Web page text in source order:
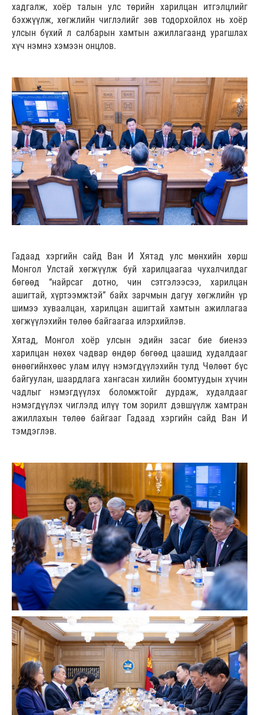
хадгалж, хоёр талын улс төрийн харилцан итгэлцлийг
бэхжүүлж, хөгжлийн чиглэлийг зөв тодорхойлох нь хоёр
улсын бүхий л салбарын хамтын ажиллагаанд урагшлах
хүч нэмнэ хэмээн онцлов.
Гадаад хэргийн сайд Ван И Хятад улс мөнхийн хөрш
Монгол Улстай хөгжүүлж буй харилцаагаа чухалчилдаг
бөгөөд “найрсаг дотно, чин сэтгэлээсээ, харилцан
ашигтай, хүртээмжтэй” байх зарчмын дагуу хөгжлийн үр
шимээ хуваалцан, харилцан ашигтай хамтын ажиллагаа
хөгжүүлэхийн төлөө байгаагаа илэрхийлэв.
Хятад, Монгол хоёр улсын эдийн засаг бие биенээ
харилцан нөхөх чадвар өндөр бөгөөд цаашид худалдааг
өнөөгийнхөөс улам илүү нэмэгдүүлэхийн тулд Чөлөөт бүс
байгуулан, шаардлага хангасан хилийн боомтуудын хүчин
чадлыг нэмэгдүүлэх боломжтойг дурдаж, худалдааг
нэмэгдүүлэх чиглэлд илүү том зорилт дэвшүүлж хамтран
ажиллахын төлөө байгааг Гадаад хэргийн сайд Ван И
тэмдэглэв.